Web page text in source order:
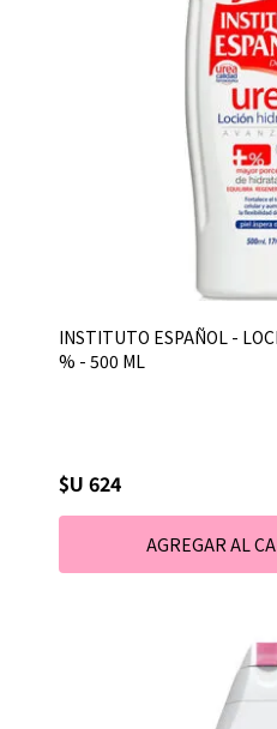
INSTITUTO ESPAÑOL -
% - 500 ML
$U 624